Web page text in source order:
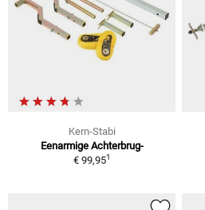
Kern-Stabi
Eenarmige Achterbrug-
€ 99,951